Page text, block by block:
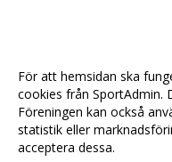
För att hemsidan ska
cookies från SportAdmin.
Föreningen kan också
statistik eller
acceptera dessa.